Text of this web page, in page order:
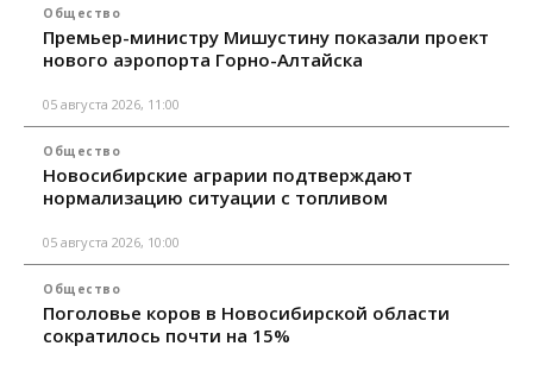
Общество
Премьер-министру Мишустину показали проект
нового аэропорта Горно-Алтайска
05 августа 2026, 11:00
Общество
Новосибирские аграрии подтверждают
нормализацию ситуации с топливом
05 августа 2026, 10:00
Общество
Поголовье коров в Новосибирской области
сократилось почти на 15%